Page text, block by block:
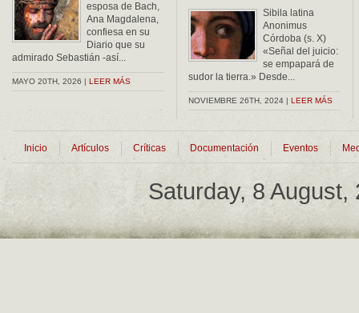
esposa de Bach,
Ana Magdalena,
confiesa en su
Diario que su
admirado Sebastián -así...
MAYO 20TH, 2026 | LEER MÁS
Sibila latina
Anonimus
Córdoba (s. X)
«Señal del juicio:
se empapará de
sudor la tierra.» Desde...
NOVIEMBRE 26TH, 2024 | LEER MÁS
Inicio Artículos Críticas Documentación Eventos
Saturday, 8